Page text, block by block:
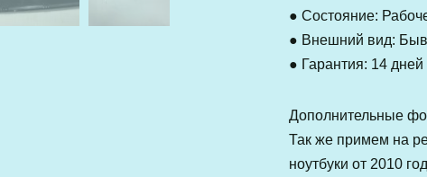
● Состояние:
● Внешний вид:
● Гарантия: 14 дней
Дополнительные
Так же примем на
ноутбуки от 2010